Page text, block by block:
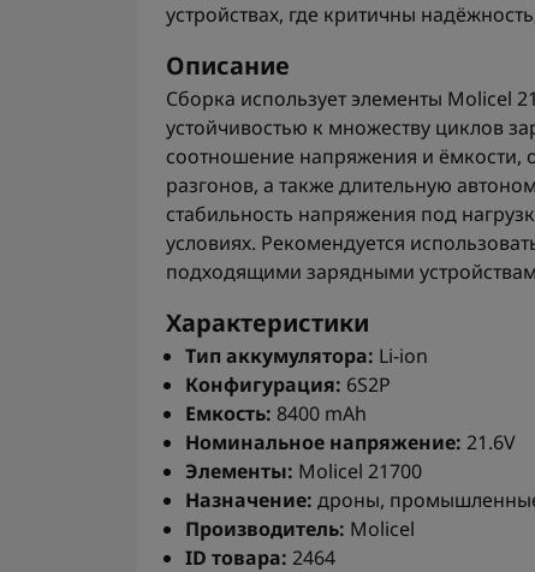
устройствах, где критичны
Описание
Сборка использует элементы Molicel
устойчивостью к множеству циклов
соотношение напряжения и ёмкости,
разгонов, а также длительную
стабильность напряжения под
условиях. Рекомендуется
подходящими зарядными
Характеристики
Тип аккумулятора: Li-ion
Конфигурация: 6S2P
Емкость: 8400 mAh
Номинальное напряжение: 21.6V
Элементы: Molicel 21700
Назначение: дроны,
Производитель: Molicel
ID товара: 2464